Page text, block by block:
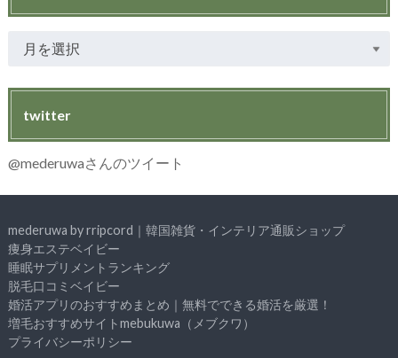
twitter
@mederuwaさんのツイート
mederuwa by rripcord｜韓国雑貨・インテリア通販ショップ
痩身エステベイビー
睡眠サプリメントランキング
脱毛口コミベイビー
婚活アプリのおすすめまとめ｜無料でできる婚活を厳選！
増毛おすすめサイトmebukuwa（メブクワ）
プライバシーポリシー